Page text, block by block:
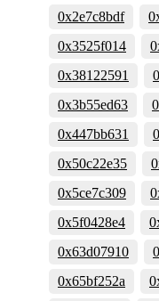
0x2e7c8bdf
0x3525f014
0x38122591
0x3b55ed63
0x447bb631
0x50c22e35
0x5ce7c309
0x5f0428e4
0x63d07910
0x65bf252a